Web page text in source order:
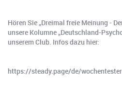
Hören Sie „Dreimal freie Meinung -
unsere Kolumne „Deutschland-
unserem Club. Infos dazu hier:
https://steady.page/de/